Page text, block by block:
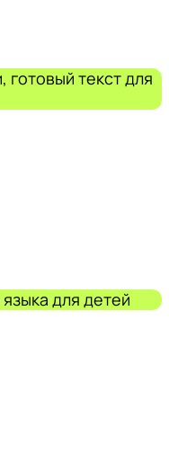
текст для
для детей